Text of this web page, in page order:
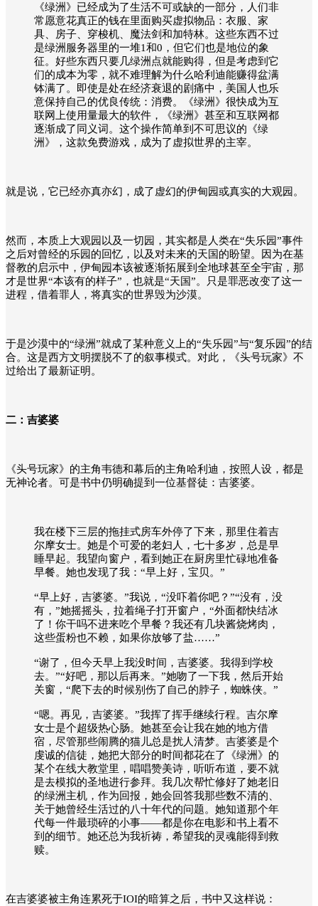
《绿洲》已经成为了生活不可或缺的一部分，人们非
常愿意花真正的钱在里面购买虚拟物品：衣服、家
具、房子、穿梭机、魔法剑和加特林。这些东西不过
是绿洲服务器里的一堆1和0，但它们也是地位的象
征。好些东西只要几绿洲点就能购得，但是考虑到它
们的成本为零，就不难理解为什么哈利迪能赚得盆满
钵满了。即使是处在经济衰退的剧痛中，美国人也乐
意保持自己的优良传统：消费。《绿洲》很快成为互
联网上使用量最大的软件，《绿洲》甚至和互联网都
逐渐成了同义词。这个操作简单到不可思议的《绿
洲》，这款免费游戏，成为了虚拟世界的主宰。
就是说，它已经亦真亦幻，成了虚幻的伊甸园或真实的大观园。
然而，本质上大观园以及一切园，其实都是人类在“失乐园”事件
之后对曾经的乐园的回忆，以及对未来的天国的盼望。因为在基
督教的启示中，伊甸园本该被逐渐拓展到全地球甚至全宇宙，那
才是世界“本该有的样子”，也就是“天国”。只是罪恶改变了这一
进程，借着罪人，将真实的世界毁为沙漠。
于是沙漠中的“绿洲”就成了某种意义上的“失乐园”与“复乐园”的结
合。这是西方文明摆脱不了的叙事模式。对此，《头号玩家》不
过给出了最新证明。
二：吉婆婆
《头号玩家》的主角韦德和幕后的主角哈利迪，按照人设，都是
无神论者。可是书中仍明确提到一位基督徒：吉婆婆。
我在楼下三层的拖挂式房车外停了下来，那里住着吉
尔摩女士。她是个可爱的老妇人，七十多岁，总是早
睡早起。我望向窗户，看到她正在厨房里忙碌地准备
早餐。她也发现了我：“早上好，宝贝。”
“早上好，吉婆婆。”我说，“没吓着你吧？”“没有，没
有，”她摇摇头，拉着绳子打开窗户，“外面都快结冰
了！你干吗不进来吃个早餐？我还有几块酱烧烤肉，
这些蛋粉也不赖，如果你放够了盐……”
“谢了，但今天早上我没时间，吉婆婆。我得到学校
去。”“好吧，那以后再来。”她吻了一下我，然后开始
关窗，“爬下去的时候别伤了自己的脖子，蜘蛛侠。”
“嗯。再见，吉婆婆。”我挥了挥手继续行程。吉尔摩
女士是个超级热心肠。她甚至会让我在她的地方借
宿，尽管那些闹腾的猫儿总是扰人清梦。吉婆婆是个
虔诚的信徒，她把大部分的时间都花在了《绿洲》的
某个在线大教堂里，唱唱赞美诗，听听布道，要不就
是去模拟的圣地进行参拜。我几次帮忙修好了她老旧
的绿洲主机，作为回报，她会回答我那些数不清的、
关于她曾经生活过的八十年代的问题。她知道那个年
代每一件最琐碎的小事——都是你在电影和书上看不
到的细节。她还总为我祈祷，希望我的灵魂能得到救
赎。
在吉婆婆被主角连累死于IOI的暗算之后，书中又这样说：